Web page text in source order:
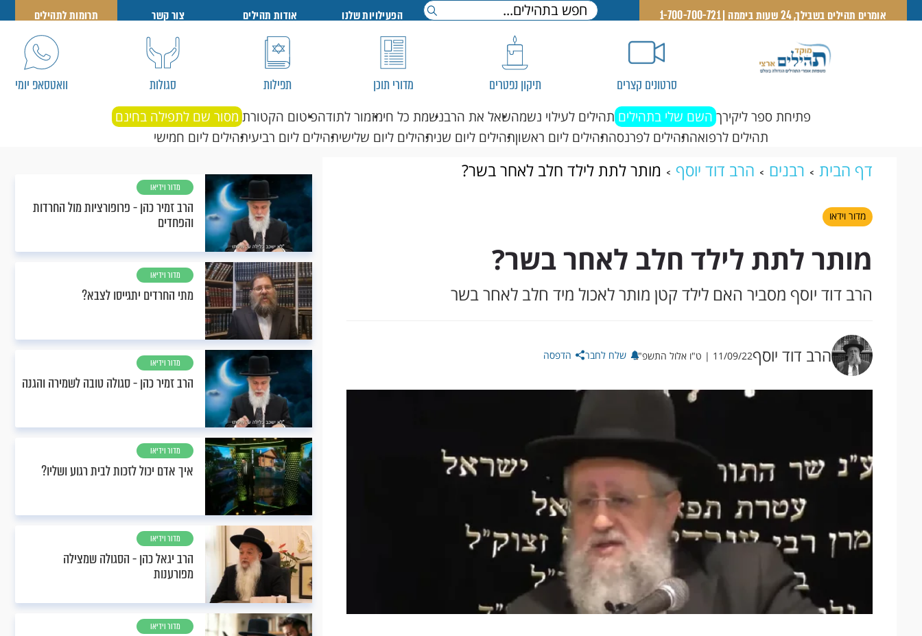
אומרים תהילים בשבילך, 24 שעות ביממה | 1-700-700-721 הפעילויות שלנו אודות תהילים צור קשר תרומות לתהילים
סרטונים קצרים תיקון נפטרים מדורי תוכן תפילות סגולות וואטסאפ יומי
פתיחת ספר ליקירך השם שלי בתהילים תהילים לעילוי נשמהשאל את הרבנשמת כל חימזמור לתודהפיטום הקטורת מסור שם לתפילה בחינם
תהילים לרפואהתהילים לפרנסהתהילים ליום ראשוןתהילים ליום שניתהילים ליום שלישיתהילים ליום רביעיתהילים ליום חמישי
דף הבית רבנים הרב דוד יוסף מותר לתת לילד חלב לאחר בשר?
מדור וידאו
מותר לתת לילד חלב לאחר בשר?
הרב דוד יוסף מסביר האם לילד קטן מותר לאכול מיד חלב לאחר בשר
הרב דוד יוסף11/09/22 | ט"ו אלול התשפ"ב שלח לחבר הדפסה
מדור וידיאו
הרב זמיר כהן - פרופורציות מול החרדות
והפחדים
מדור וידיאו
מתי החרדים יתגייסו לצבא?
מדור וידיאו
הרב זמיר כהן - סגולה טובה לשמירה והגנה
מדור וידיאו
איך אדם יכול לזכות לבית רגוע ושליו?
מדור וידיאו
הרב יגאל כהן - הסגולה שמצילה
מפורענות
מדור וידיאו